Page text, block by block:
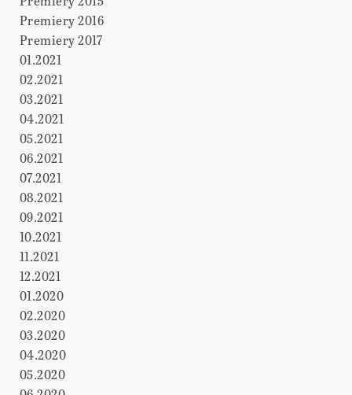
Premiery 2016
Premiery 2017
01.2021
02.2021
03.2021
04.2021
05.2021
06.2021
07.2021
08.2021
09.2021
10.2021
11.2021
12.2021
01.2020
02.2020
03.2020
04.2020
05.2020